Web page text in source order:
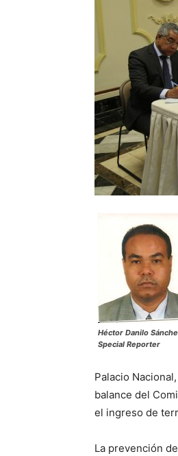
Héctor Danilo
Special Reporter
Palacio
balance del
el ingreso de
La prevención